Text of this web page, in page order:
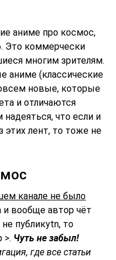
аниме про космос,
Это коммерчески
многим зрителям.
аниме (классические
новые, которые
и отличаются
что если и
лент, то тоже не
канале не было
и вообще автор чёт
публикуtn, то
>. Чуть не забыл!
где все статьи